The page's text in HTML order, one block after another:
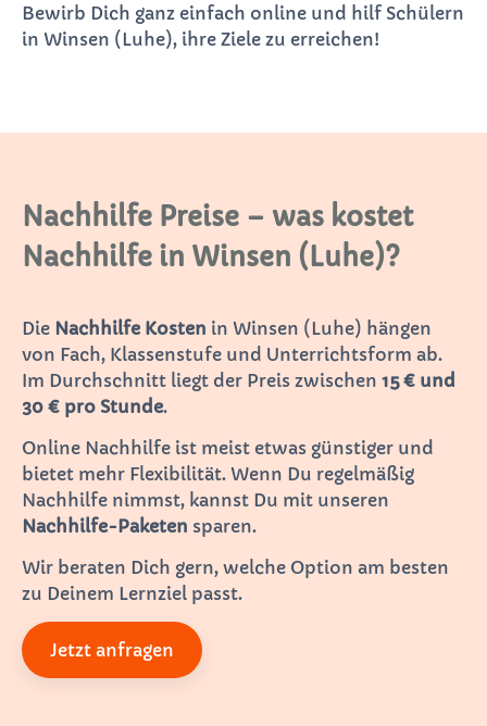
Bewirb Dich ganz einfach online und hilf Schülern
in Winsen (Luhe), ihre Ziele zu erreichen!
Nachhilfe Preise – was kostet
Nachhilfe in Winsen (Luhe)?
Die Nachhilfe Kosten in Winsen (Luhe) hängen
von Fach, Klassenstufe und Unterrichtsform ab.
Im Durchschnitt liegt der Preis zwischen 15 € und
30 € pro Stunde.
Online Nachhilfe ist meist etwas günstiger und
bietet mehr Flexibilität. Wenn Du regelmäßig
Nachhilfe nimmst, kannst Du mit unseren
Nachhilfe-Paketen sparen.
Wir beraten Dich gern, welche Option am besten
zu Deinem Lernziel passt.
Jetzt anfragen